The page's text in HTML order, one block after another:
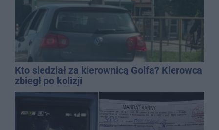
Kto siedział za kierownicą Golfa? Kierowca
zbiegł po kolizji